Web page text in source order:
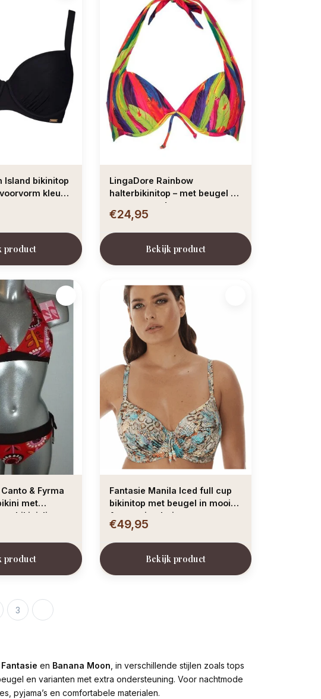
Island bikinitop
kleur
product
LingaDore Rainbow
halterbikinitop – met beugel &
voorgevormde cup
€24,95
Bekijk product
& Fyrma
met
product
Fantasie Manila Iced full cup
bikinitop met beugel in mooie
Aqua animalprint
€49,95
Bekijk product
3
en Banana Moon , in verschillende stijlen zoals tops
en varianten met extra ondersteuning. Voor nachtmode
pyjama’s en comfortabele materialen.